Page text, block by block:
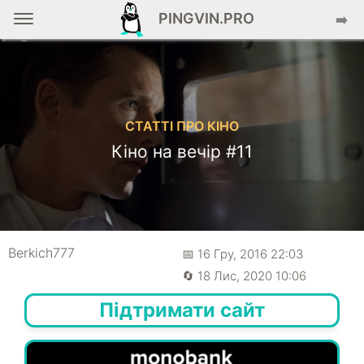
PINGVIN.PRO ➡️
СТАТТІ ПРО КІНО
Кіно на вечір #11
Berkich777
📅 16 Гру, 2016 22:03
🔄 18 Лис, 2020 10:06
Підтримати сайт